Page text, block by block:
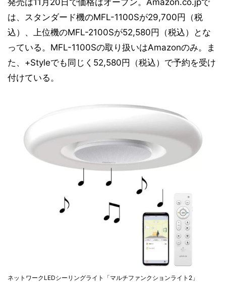
発売は11月20日で価格はオープン。Amazon.co.jpで
は、スタンダード機のMFL-1100Sが29,700円（税
込）、上位機のMFL-2100Sが52,580円（税込）とな
っている。MFL-1100Sの取り扱いはAmazonのみ。ま
た、+Styleでも同じく52,580円（税込）で予約を受け
付けている。
ネットワークLEDシーリングライト「マルチファンクションライト2」